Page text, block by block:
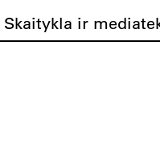
Skaitykla ir